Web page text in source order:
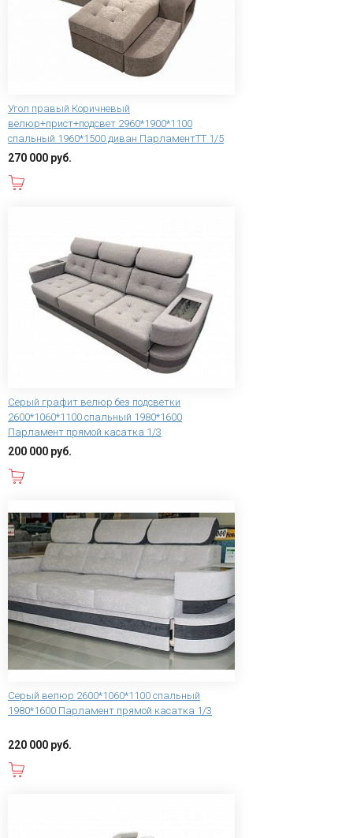
Угол правый Коричневый
велюр+прист+подсвет 2960*1900*1100
спальный 1960*1500 диван ПарламентТТ 1/5
270 000 руб.
Серый графит велюр без подсветки
2600*1060*1100 спальный 1980*1600
Парламент прямой касатка 1/3
200 000 руб.
Серый велюр 2600*1060*1100 спальный
1980*1600 Парламент прямой касатка 1/3
220 000 руб.